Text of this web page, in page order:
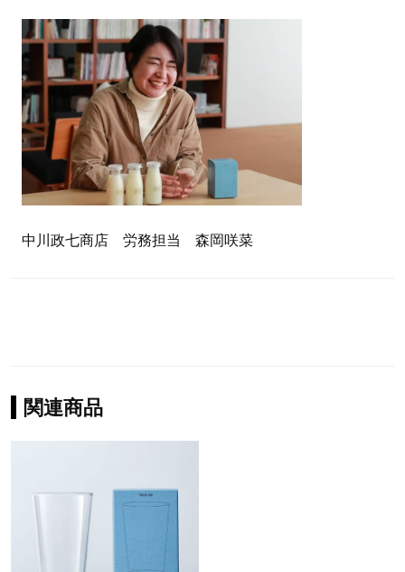
中川政七商店 労務担当 森岡咲菜
関連商品